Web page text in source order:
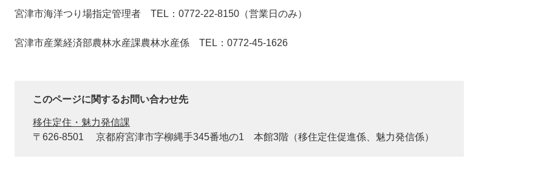
宮津市海洋つり場指定管理者 TEL：0772-22-8150（営業日のみ）
宮津市産業経済部農林水産課農林水産係 TEL：0772-45-1626
このページに関するお問い合わせ先
移住定住・魅力発信課
〒626-8501
京都府宮津市字柳縄手345番地の1 本館3階（移住定住促進係、魅力発信係）